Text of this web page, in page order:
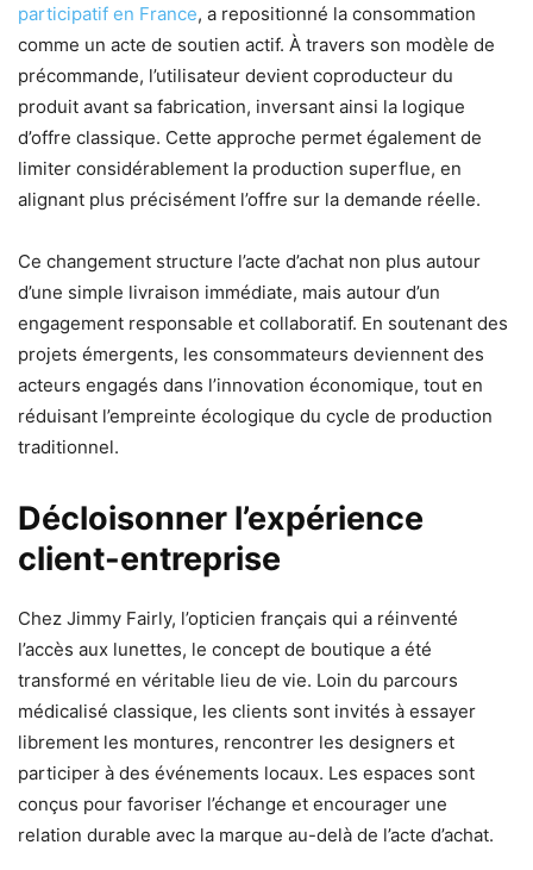
participatif en France, a repositionné la consommation
comme un acte de soutien actif. À travers son modèle de
précommande, l’utilisateur devient coproducteur du
produit avant sa fabrication, inversant ainsi la logique
d’offre classique. Cette approche permet également de
limiter considérablement la production superflue, en
alignant plus précisément l’offre sur la demande réelle.
Ce changement structure l’acte d’achat non plus autour
d’une simple livraison immédiate, mais autour d’un
engagement responsable et collaboratif. En soutenant des
projets émergents, les consommateurs deviennent des
acteurs engagés dans l’innovation économique, tout en
réduisant l’empreinte écologique du cycle de production
traditionnel.
Décloisonner l’expérience
client-entreprise
Chez Jimmy Fairly, l’opticien français qui a réinventé
l’accès aux lunettes, le concept de boutique a été
transformé en véritable lieu de vie. Loin du parcours
médicalisé classique, les clients sont invités à essayer
librement les montures, rencontrer les designers et
participer à des événements locaux. Les espaces sont
conçus pour favoriser l’échange et encourager une
relation durable avec la marque au-delà de l’acte d’achat.